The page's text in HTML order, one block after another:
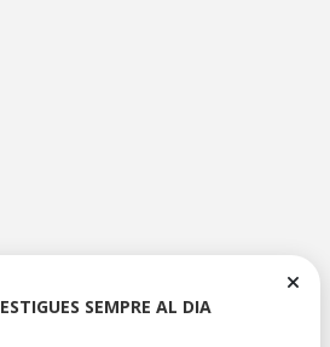
ESTIGUES SEMPRE AL DIA